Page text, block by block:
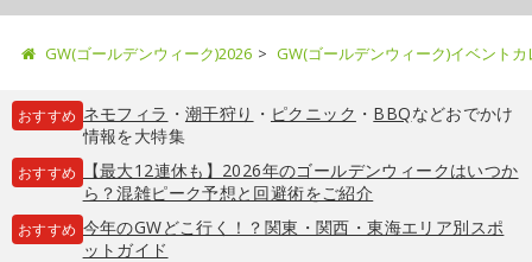
GW(ゴールデンウィーク)2026 GW(ゴールデンウィーク)イベント
おすすめ ネモフィラ ・ 潮干狩り ・ ピクニック ・ BBQなどおでかけ
情報を大特集
おすすめ
【最大12連休も】2026年のゴールデンウィークはいつか
ら？混雑ピーク予想と回避術をご紹介
おすすめ 今年のGWどこ行く！？関東・関西・東海エリア別スポ
ットガイド